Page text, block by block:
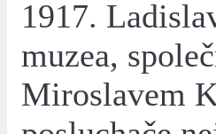
1917.
muzea,
Miroslavem